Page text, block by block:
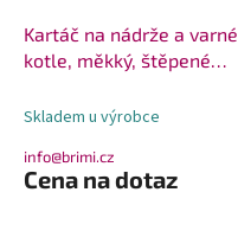
Kartáč na nádrže a varné
kotle, měkký, štěpené
Skladem u výrobce
info@brimi.cz
Cena na dotaz